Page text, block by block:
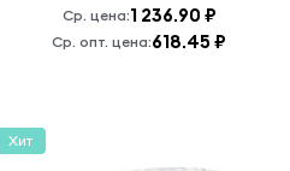
Ср. цена:1 236.90 ₽
Ср. опт. цена:618.45 ₽
Хит